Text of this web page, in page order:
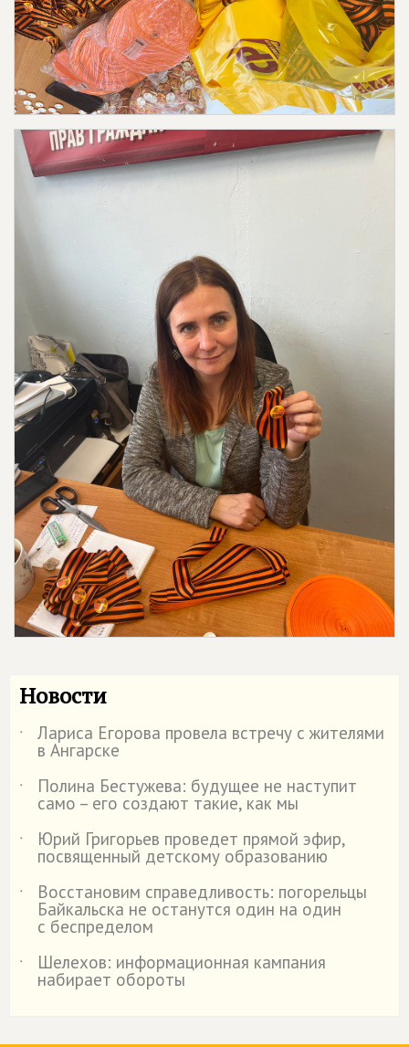
Новости
˙ Лариса Егорова провела встречу с жителями
в Ангарске
˙
Полина Бестужева: будущее не наступит
само – его создают такие, как мы
˙
Юрий Григорьев проведет прямой эфир,
посвященный детскому образованию
˙
Восстановим справедливость: погорельцы
Байкальска не останутся один на один
с беспределом
˙
Шелехов: информационная кампания
набирает обороты